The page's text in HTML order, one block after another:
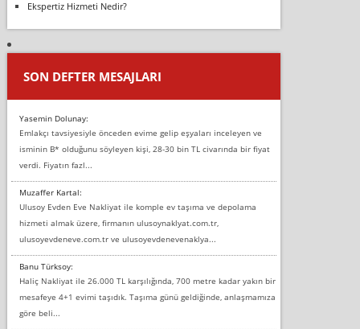
Ekspertiz Hizmeti Nedir?
SON DEFTER MESAJLARI
Yasemin Dolunay:
Emlakçı tavsiyesiyle önceden evime gelip eşyaları inceleyen ve
isminin B* olduğunu söyleyen kişi, 28-30 bin TL civarında bir fiyat
verdi. Fiyatın fazl...
Muzaffer Kartal:
Ulusoy Evden Eve Nakliyat ile komple ev taşıma ve depolama
hizmeti almak üzere, firmanın ulusoynaklyat.com.tr,
ulusoyevdeneve.com.tr ve ulusoyevdenevenaklya...
Banu Türksoy:
Haliç Nakliyat ile 26.000 TL karşılığında, 700 metre kadar yakın bir
mesafeye 4+1 evimi taşıdık. Taşıma günü geldiğinde, anlaşmamıza
göre beli...